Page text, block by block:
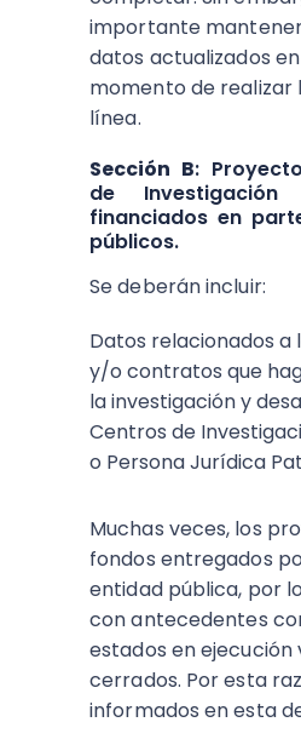
importante
datos actualizados en
momento de realizar
línea.
Sección B:
de
financiados en
públicos.
Se deberán incluir:
Datos relacionados a
y/o contratos que
la investigación y
Centros de
o Persona Jurídica
Muchas veces, los
fondos entregados
entidad pública, por
con antecedentes
estados en ejecución
cerrados. Por esta
informados en esta